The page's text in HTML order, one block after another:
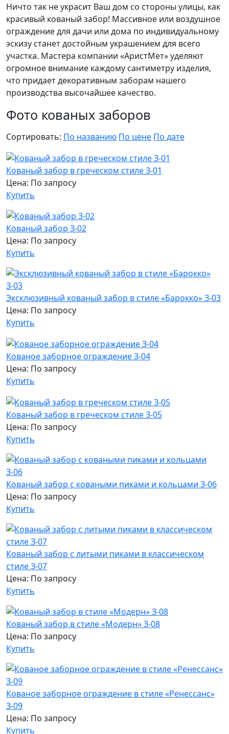
Ничто так не украсит Ваш дом со стороны улицы, как
красивый кованый забор! Массивное или воздушное
ограждение для дачи или дома по индивидуальному
эскизу станет достойным украшением для всего
участка. Мастера компании «АристМет» уделяют
огромное внимание каждому сантиметру изделия,
что придает декоративным заборам нашего
производства высочайшее качество.
Фото кованых заборов
Сортировать: По названию По цене По дате
Кованый забор в греческом стиле З-01
Цена: По запросу
Купить
Кованый забор З-02
Цена: По запросу
Купить
Эксклюзивный кованый забор в стиле «Барокко» З-03
Цена: По запросу
Купить
Кованое заборное ограждение З-04
Цена: По запросу
Купить
Кованый забор в греческом стиле З-05
Цена: По запросу
Купить
Кованый забор с коваными пиками и кольцами З-06
Цена: По запросу
Купить
Кованый забор с литыми пиками в классическом
стиле З-07
Цена: По запросу
Купить
Кованый забор в стиле «Модерн» З-08
Цена: По запросу
Купить
Кованое заборное ограждение в стиле «Ренессанс»
З-09
Цена: По запросу
Купить